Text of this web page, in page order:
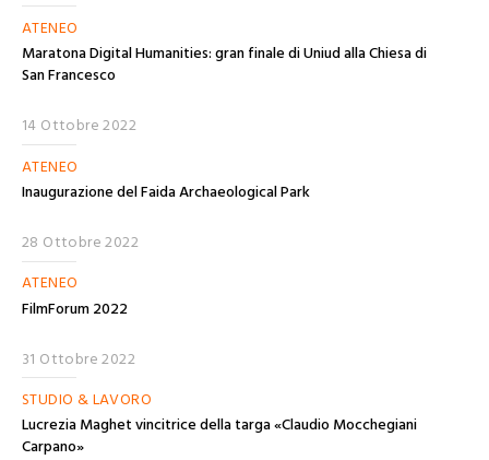
ATENEO
Maratona Digital Humanities: gran finale di Uniud alla Chiesa di
San Francesco
14 Ottobre 2022
ATENEO
Inaugurazione del Faida Archaeological Park
28 Ottobre 2022
ATENEO
FilmForum 2022
31 Ottobre 2022
STUDIO & LAVORO
Lucrezia Maghet vincitrice della targa «Claudio Mocchegiani
Carpano»